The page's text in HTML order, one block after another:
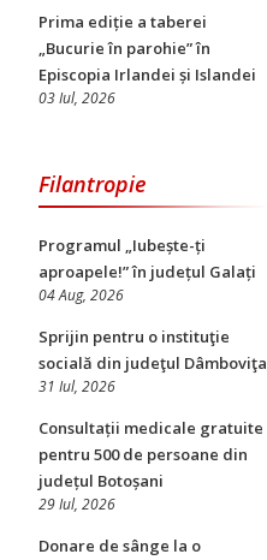
Prima ediție a taberei
„Bucurie în parohie” în
Episcopia Irlandei și Islandei
03 Iul, 2026
Filantropie
Programul „Iubește-ți
aproapele!” în județul Galați
04 Aug, 2026
Sprijin pentru o instituţie
socială din judeţul Dâmboviţa
31 Iul, 2026
Consultații medicale gratuite
pentru 500 de persoane din
județul Botoșani
29 Iul, 2026
Donare de sânge la o